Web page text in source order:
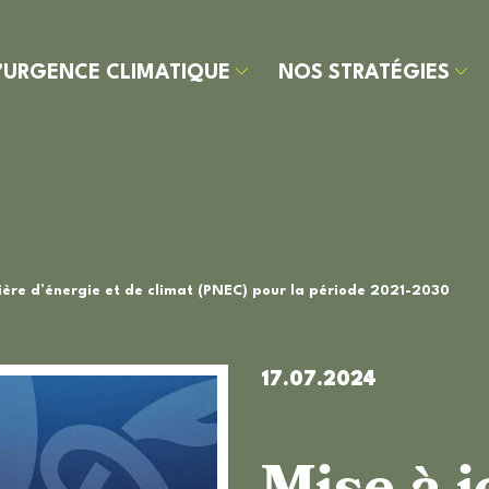
CLIMATIQUE NOS STRATÉGIES
d’énergie et de climat (PNEC) pour la période 2021-2030
17.07.2024